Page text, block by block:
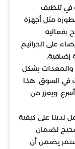
في تنظيف
مثل أجهزة
بفعالية
على الجراثيم
إضافية.
والمعدات بشكل
في السوق. هذا
ويعزز من
لدينا على كيفية
لضمان
يضمن أن